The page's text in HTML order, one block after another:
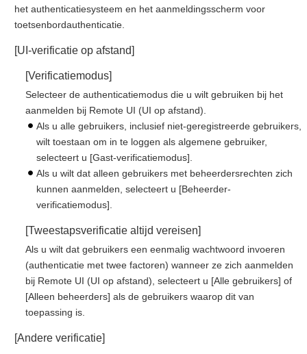
het authenticatiesysteem en het aanmeldingsscherm voor
toetsenbordauthenticatie.
[UI-verificatie op afstand]
[Verificatiemodus]
Selecteer de authenticatiemodus die u wilt gebruiken bij het
aanmelden bij Remote UI (UI op afstand).
Als u alle gebruikers, inclusief niet-geregistreerde gebruikers,
wilt toestaan om in te loggen als algemene gebruiker,
selecteert u [Gast-verificatiemodus].
Als u wilt dat alleen gebruikers met beheerdersrechten zich
kunnen aanmelden, selecteert u [Beheerder-
verificatiemodus].
[Tweestapsverificatie altijd vereisen]
Als u wilt dat gebruikers een eenmalig wachtwoord invoeren
(authenticatie met twee factoren) wanneer ze zich aanmelden
bij Remote UI (UI op afstand), selecteert u [Alle gebruikers] of
[Alleen beheerders] als de gebruikers waarop dit van
toepassing is.
[Andere verificatie]